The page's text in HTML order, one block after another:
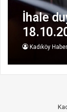
İhale
Kadıköy